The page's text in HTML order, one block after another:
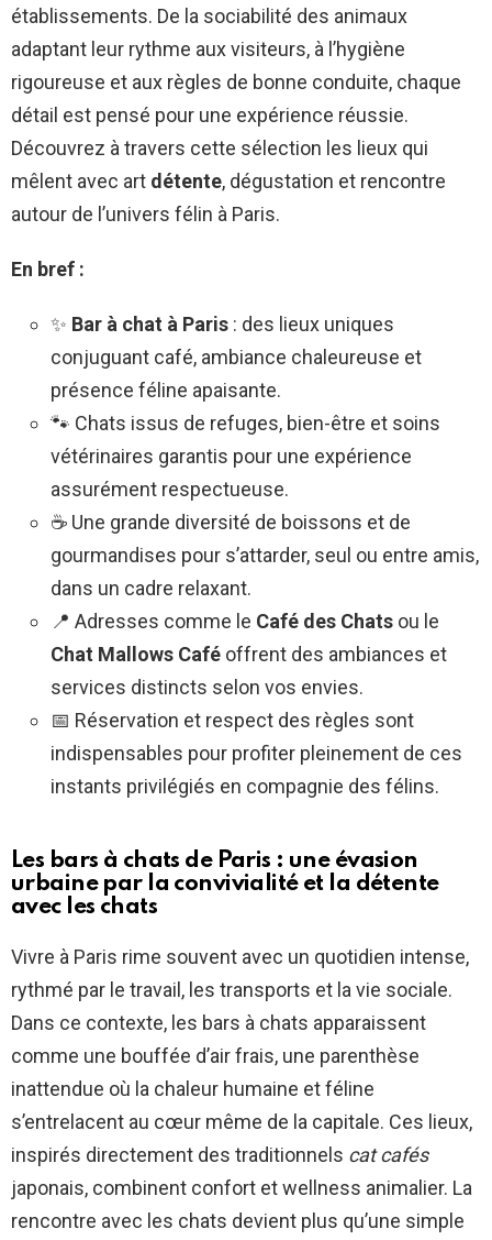
établissements. De la sociabilité des animaux
adaptant leur rythme aux visiteurs, à l’hygiène
rigoureuse et aux règles de bonne conduite, chaque
détail est pensé pour une expérience réussie.
Découvrez à travers cette sélection les lieux qui
mêlent avec art détente, dégustation et rencontre
autour de l’univers félin à Paris.
En bref :
✨ Bar à chat à Paris : des lieux uniques
conjuguant café, ambiance chaleureuse et
présence féline apaisante.
🐾 Chats issus de refuges, bien-être et soins
vétérinaires garantis pour une expérience
assurément respectueuse.
☕ Une grande diversité de boissons et de
gourmandises pour s’attarder, seul ou entre amis,
dans un cadre relaxant.
📍 Adresses comme le Café des Chats ou le
Chat Mallows Café offrent des ambiances et
services distincts selon vos envies.
📅 Réservation et respect des règles sont
indispensables pour profiter pleinement de ces
instants privilégiés en compagnie des félins.
Les bars à chats de Paris : une évasion
urbaine par la convivialité et la détente
avec les chats
Vivre à Paris rime souvent avec un quotidien intense,
rythmé par le travail, les transports et la vie sociale.
Dans ce contexte, les bars à chats apparaissent
comme une bouffée d’air frais, une parenthèse
inattendue où la chaleur humaine et féline
s’entrelacent au cœur même de la capitale. Ces lieux,
inspirés directement des traditionnels cat cafés
japonais, combinent confort et wellness animalier. La
rencontre avec les chats devient plus qu’une simple